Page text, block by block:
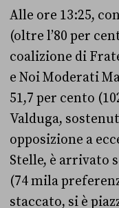
Alle ore 13:25,
(oltre l’80 per
coalizione di
e Noi Moderati
51,7 per cento
Valduga,
opposizione a
Stelle, è arrivato
(74 mila
staccato, si è